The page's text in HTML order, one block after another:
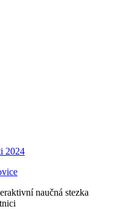
2024
naučná stezka